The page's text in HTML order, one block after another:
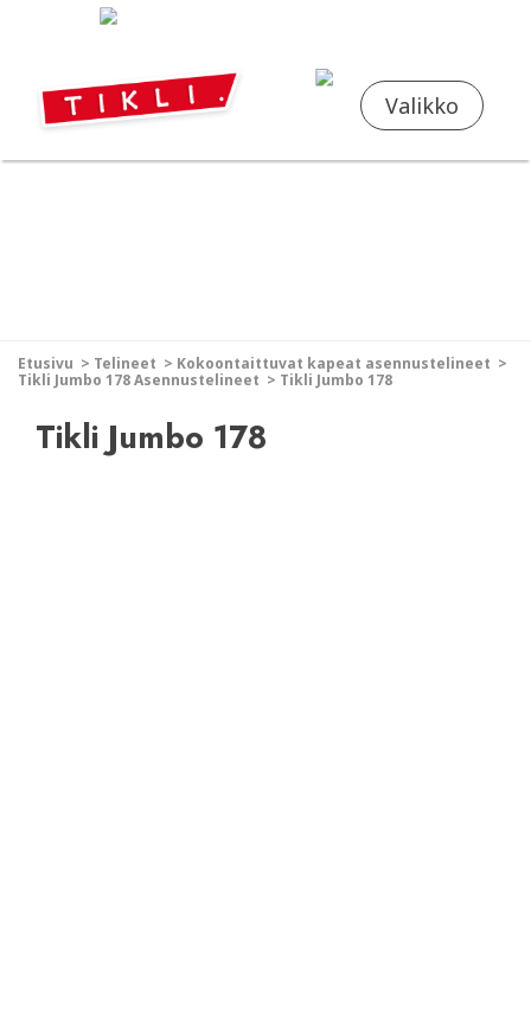
Valikko
Etusivu > Telineet > Kokoontaittuvat kapeat asennustelineet >
Tikli Jumbo 178 Asennustelineet > Tikli Jumbo 178
Tikli Jumbo 178